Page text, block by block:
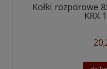
Kołki rozporowe
KRX